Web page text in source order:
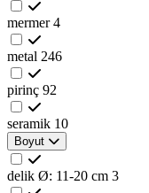
mermer4
metal 246
pirinç 92
seramik 10
Boyut
delik Ø: 11-20 cm 3